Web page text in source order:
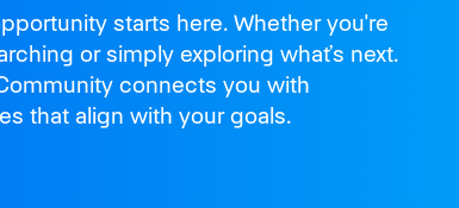
starts here. Whether you're
or simply exploring what’s next.
connects you with
that align with your goals.